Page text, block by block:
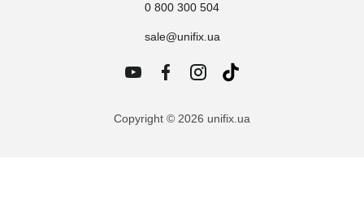
Copyright © 2026 unifix.ua
0 800 300 504
sale@unifix.ua